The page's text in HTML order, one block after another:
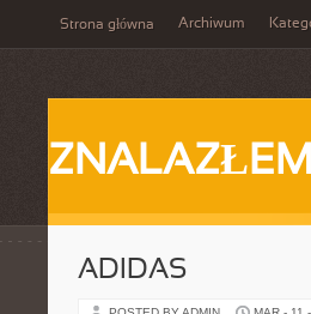
Strona główna Archiwum
ZNALAZŁEM
ADIDAS